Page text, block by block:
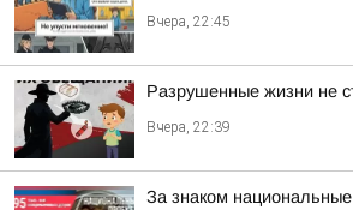
Вчера, 22:45
Разрушенные жизни не
Вчера, 22:39
За знаком